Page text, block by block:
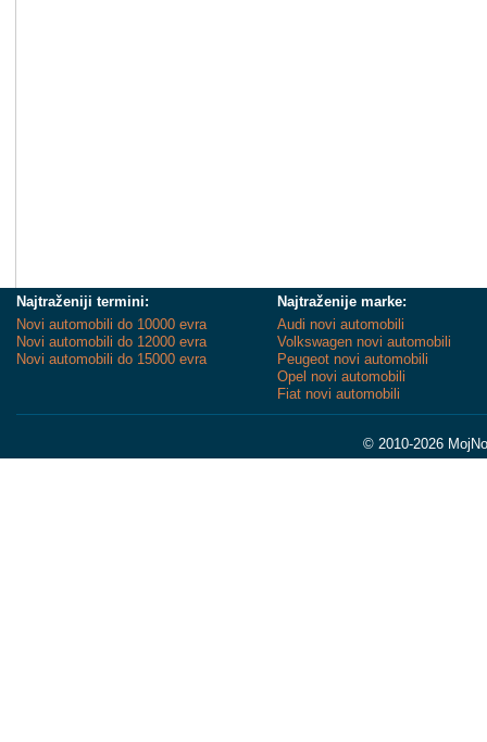
Najtraženiji termini:
Novi automobili do 10000 evra
Novi automobili do 12000 evra
Novi automobili do 15000 evra
Najtraženije marke:
Audi novi automobili
Volkswagen novi automobili
Peugeot novi automobili
Opel novi automobili
Fiat novi automobili
© 2010-2026